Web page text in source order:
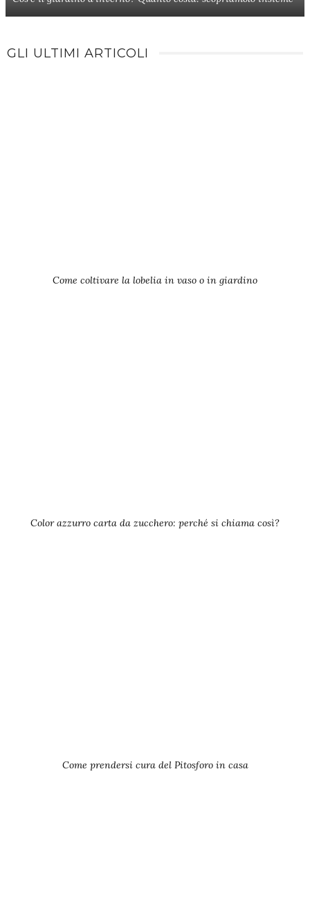
GLI ULTIMI ARTICOLI
Come coltivare la lobelia in vaso o in giardino
Color azzurro carta da zucchero: perché si chiama così?
Come prendersi cura del Pitosforo in casa